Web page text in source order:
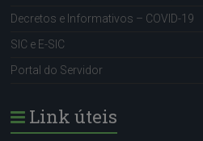
Decretos e Informativos – COVID-19
SIC e E-SIC
Portal do Servidor
Link úteis